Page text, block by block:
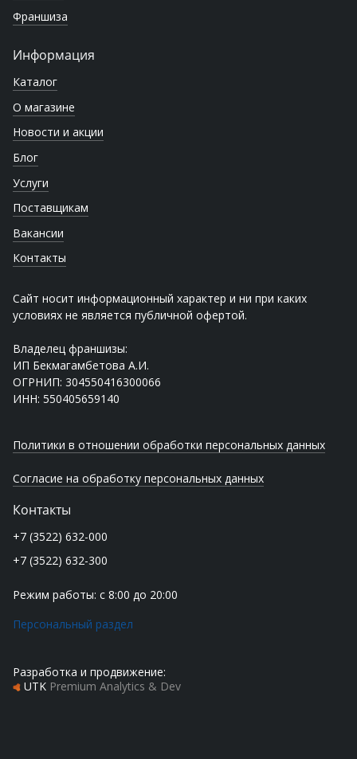
Франшиза
Информация
Каталог
О магазине
Новости и акции
Блог
Услуги
Поставщикам
Вакансии
Контакты
Сайт носит информационный характер и ни при каких
условиях не является публичной офертой.
Владелец франшизы:
ИП Бекмагамбетова А.И.
ОГРНИП: 304550416300066
ИНН: 550405659140
Политики в отношении обработки персональных данных
Согласие на обработку персональных данных
Контакты
+7 (3522) 632-000
+7 (3522) 632-300
Режим работы: с 8:00 до 20:00
Персональный раздел
Разработка и продвижение:
UTK Premium Analytics & Dev